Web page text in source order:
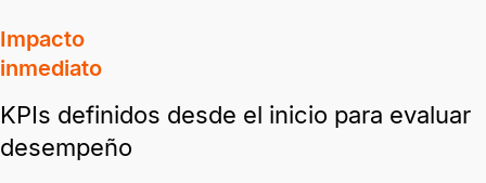
Impacto
inmediato
KPIs definidos desde el inicio para evaluar
desempeño